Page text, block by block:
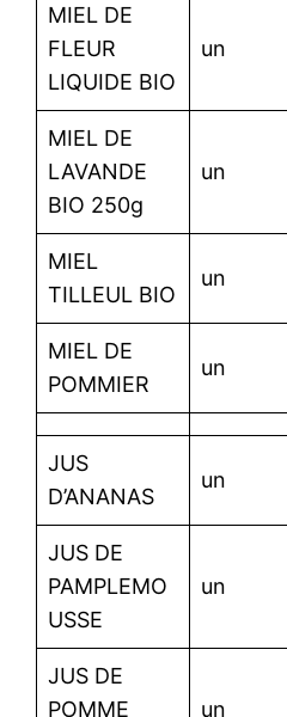
MIEL DE
FLEUR
LIQUIDE BIO
un
MIEL DE
LAVANDE
BIO 250g
un
MIEL
TILLEUL BIO
un
MIEL DE
POMMIER
un
JUS
D’ANANAS
un
JUS DE
PAMPLEMO
USSE
un
JUS DE
POMME
un